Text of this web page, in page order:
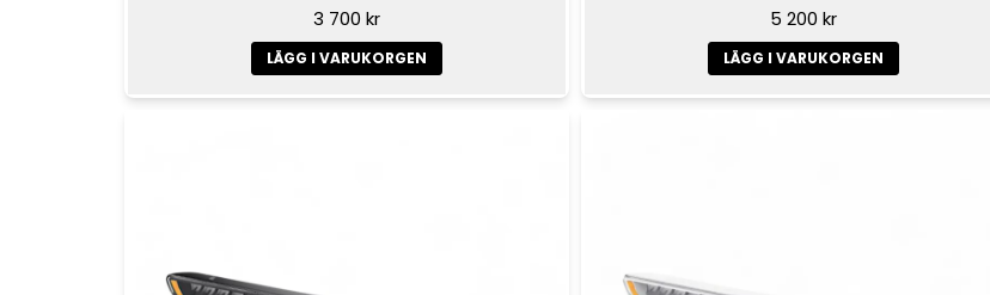
3 700 kr
LÄGG I VARUKORGEN
5 200 kr
LÄGG I VARUKORGEN